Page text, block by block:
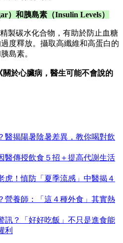
）和胰島素（Insulin Levels）
製碳水化合物，有助於防止血糖
度釋放。攝取高纖維和高蛋白的
島素。
關於心臟病，醫生可能不會說的
醫揭陽暑陰暑差異，教你喝對飲
醫傳授飲食５招＋提高代謝生活
虎！慎防「夏季流感」中醫揭４
營養師：「這４種外食」其實熱
訊？「好好吃飯」不只是進食能
利